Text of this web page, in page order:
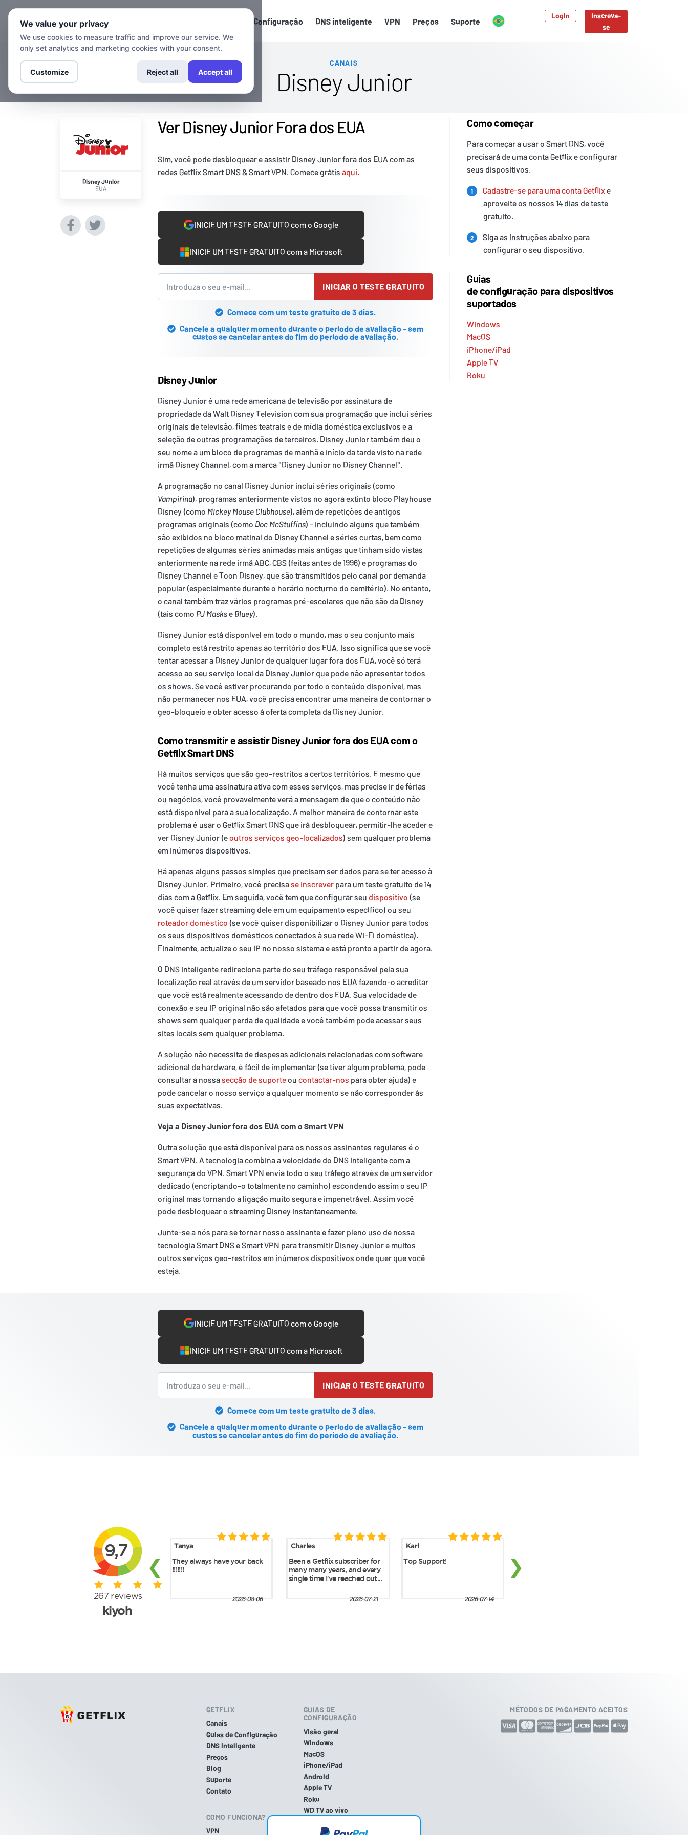
Guias de Configuração DNS inteligente VPN Preços Suporte
Login
Inscreva-
se
CANAIS
Disney Junior
Disney Junior
EUA
Ver Disney Junior Fora dos EUA
Sim, você pode desbloquear e assistir Disney Junior fora dos EUA com as
redes Getflix Smart DNS & Smart VPN. Comece grátis aqui.
INICIE UM TESTE GRATUITO com o Google
INICIE UM TESTE GRATUITO com a Microsoft
INICIAR O TESTE GRATUITO
Comece com um teste gratuito de 3 dias.
Cancele a qualquer momento durante o período de avaliação - sem
custos se cancelar antes do fim do período de avaliação.
Disney Junior
Disney Junior é uma rede americana de televisão por assinatura de
propriedade da Walt Disney Television com sua programação que inclui séries
originais de televisão, filmes teatrais e de mídia doméstica exclusivos e a
seleção de outras programações de terceiros. Disney Junior também deu o
seu nome a um bloco de programas de manhã e início da tarde visto na rede
irmã Disney Channel, com a marca "Disney Junior no Disney Channel".
A programação no canal Disney Junior inclui séries originais (como
Vampirina), programas anteriormente vistos no agora extinto bloco Playhouse
Disney (como Mickey Mouse Clubhouse), além de repetições de antigos
programas originais (como Doc McStuffins) - incluindo alguns que também
são exibidos no bloco matinal do Disney Channel e séries curtas, bem como
repetições de algumas séries animadas mais antigas que tinham sido vistas
anteriormente na rede irmã ABC, CBS (feitas antes de 1996) e programas do
Disney Channel e Toon Disney, que são transmitidos pelo canal por demanda
popular (especialmente durante o horário nocturno do cemitério). No entanto,
o canal também traz vários programas pré-escolares que não são da Disney
(tais como PJ Maskse Bluey).
Disney Junior está disponível em todo o mundo, mas o seu conjunto mais
completo está restrito apenas ao território dos EUA. Isso significa que se você
tentar acessar a Disney Junior de qualquer lugar fora dos EUA, você só terá
acesso ao seu serviço local da Disney Junior que pode não apresentar todos
os shows. Se você estiver procurando por todo o conteúdo disponível, mas
não permanecer nos EUA, você precisa encontrar uma maneira de contornar o
geo-bloqueio e obter acesso à oferta completa da Disney Junior.
Como transmitir e assistir Disney Junior fora dos EUA com o
Getflix Smart DNS
Há muitos serviços que são geo-restritos a certos territórios. E mesmo que
você tenha uma assinatura ativa com esses serviços, mas precise ir de férias
ou negócios, você provavelmente verá a mensagem de que o conteúdo não
está disponível para a sua localização. A melhor maneira de contornar este
problema é usar o Getflix Smart DNS que irá desbloquear, permitir-lhe aceder e
ver Disney Junior (eoutros serviços geo-localizados) sem qualquer problema
em inúmeros dispositivos.
Há apenas alguns passos simples que precisam ser dados para se ter acesso à
Disney Junior. Primeiro, você precisase inscrever para um teste gratuito de 14
dias com a Getflix. Em seguida, você tem que configurar seu dispositivo (se
você quiser fazer streaming dele em um equipamento específico) ou seu
roteador doméstico (se você quiser disponibilizar o Disney Junior para todos
os seus dispositivos domésticos conectados à sua rede Wi-Fi doméstica).
Finalmente, actualize o seu IP no nosso sistema e está pronto a partir de agora.
O DNS inteligente redireciona parte do seu tráfego responsável pela sua
localização real através de um servidor baseado nos EUA fazendo-o acreditar
que você está realmente acessando de dentro dos EUA. Sua velocidade de
conexão e seu IP original não são afetados para que você possa transmitir os
shows sem qualquer perda de qualidade e você também pode acessar seus
sites locais sem qualquer problema.
A solução não necessita de despesas adicionais relacionadas com software
adicional de hardware, é fácil de implementar (se tiver algum problema, pode
consultar a nossasecção de suporteou contactar-nos para obter ajuda) e
pode cancelar o nosso serviço a qualquer momento se não corresponder às
suas expectativas.
Veja a Disney Junior fora dos EUA com o Smart VPN
Outra solução que está disponível para os nossos assinantes regulares é o
Smart VPN. A tecnologia combina a velocidade do DNS Inteligente com a
segurança do VPN. Smart VPN envia todo o seu tráfego através de um servidor
dedicado (encriptando-o totalmente no caminho) escondendo assim o seu IP
original mas tornando a ligação muito segura e impenetrável. Assim você
pode desbloquear o streaming Disney instantaneamente.
Junte-se a nós para se tornar nosso assinante e fazer pleno uso de nossa
tecnologia Smart DNS e Smart VPN para transmitir Disney Junior e muitos
outros serviços geo-restritos em inúmeros dispositivos onde quer que você
esteja.
INICIE UM TESTE GRATUITO com o Google
INICIE UM TESTE GRATUITO com a Microsoft
INICIAR O TESTE GRATUITO
Comece com um teste gratuito de 3 dias.
Cancele a qualquer momento durante o período de avaliação - sem
custos se cancelar antes do fim do período de avaliação.
Como começar
Para começar a usar o Smart DNS, você
precisará de uma conta Getflix e configurar
seus dispositivos.
1 Cadastre-se para uma conta Getflixe
aproveite os nossos 14 dias de teste
gratuito.
2
Siga as instruções abaixo para
configurar o seu dispositivo.
Guias
de configuração para dispositivos
suportados
Windows
MacOS
iPhone/iPad
Apple TV
Roku
GETFLIX
Canais
Guias de Configuração
DNS inteligente
Preços
Blog
Suporte
Contato
COMO FUNCIONA?
VPN
GUIAS DE
CONFIGURAÇÃO
Visão geral
Windows
MacOS
iPhone/iPad
Android
Apple TV
Roku
WD TV ao vivo
PlayStation 5
MÉTODOS DE PAGAMENTO ACEITOS
We value your privacy
We use cookies to measure traffic and improve our service. We
only set analytics and marketing cookies with your consent.
Customize Reject all Accept all